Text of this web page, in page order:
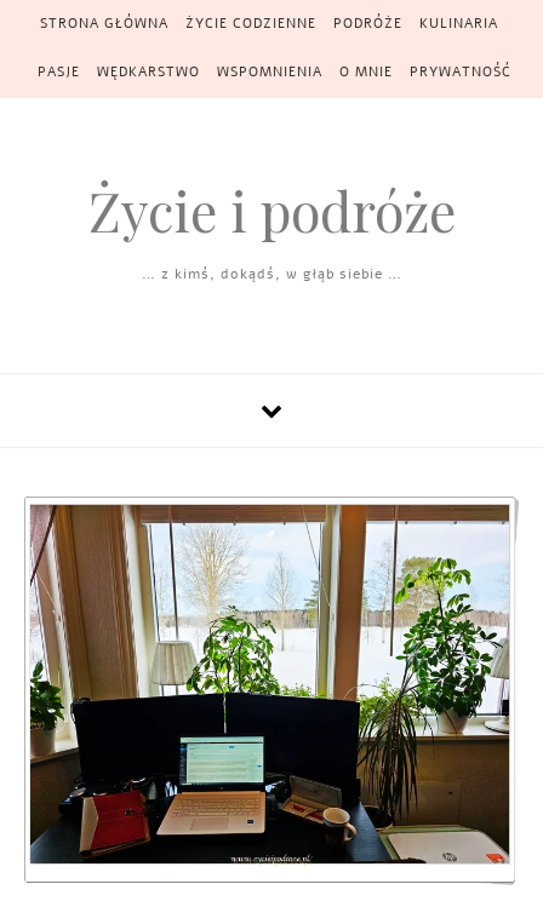
Skip to content
STRONA GŁÓWNA ŻYCIE CODZIENNE PODRÓŻE KULINARIA
PASJE WĘDKARSTWO WSPOMNIENIA O MNIE PRYWATNOŚĆ
Życie i podróże
… z kimś, dokądś, w głąb siebie …